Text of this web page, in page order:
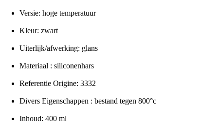
Versie: hoge temperatuur
Kleur: zwart
Uiterlijk/afwerking: glans
Materiaal : siliconenhars
Referentie Origine: 3332
Divers Eigenschappen : bestand tegen 800°c
Inhoud: 400 ml